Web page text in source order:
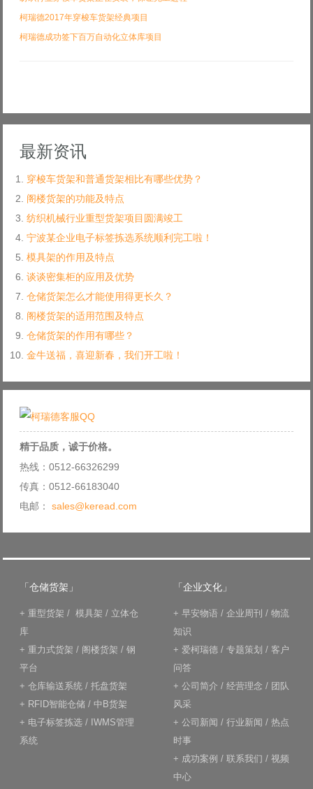
柯瑞德2017年穿梭车货架经典项目
柯瑞德成功签下百万自动化立体库项目
最新资讯
穿梭车货架和普通货架相比有哪些优势？
阁楼货架的功能及特点
纺织机械行业重型货架项目圆满竣工
宁波某企业电子标签拣选系统顺利完工啦！
模具架的作用及特点
谈谈密集柜的应用及优势
仓储货架怎么才能使用得更长久？
阁楼货架的适用范围及特点
仓储货架的作用有哪些？
金牛送福，喜迎新春，我们开工啦！
精于品质，诚于价格。
热线：0512-66326299
传真：0512-66183040
电邮： sales@keread.com
「仓储货架」
+ 重型货架 / 模具架 / 立体仓
库
+ 重力式货架 / 阁楼货架 / 钢
平台
+ 仓库输送系统 / 托盘货架
+ RFID智能仓储 / 中B货架
+ 电子标签拣选 / IWMS管理
系统
「企业文化」
+ 早安物语 / 企业周刊 / 物流
知识
+ 爱柯瑞德 / 专题策划 / 客户
问答
+ 公司简介 / 经营理念 / 团队
风采
+ 公司新闻 / 行业新闻 / 热点
时事
+ 成功案例 / 联系我们 / 视频
中心